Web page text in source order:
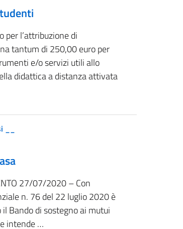
per l’attribuzione di
tantum di 250,00 euro per
e/o servizi utili allo
didattica a distanza attivata
27/07/2020 – Con
n. 76 del 22 luglio 2020 è
Bando di sostegno ai mutui
intende …